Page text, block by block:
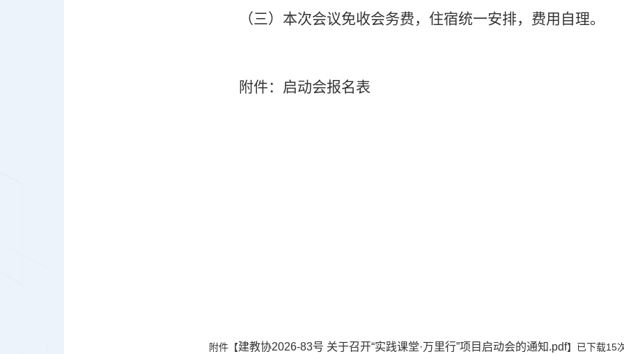
（三） 本次会议免收会务费，住宿统一安排，费用自理。
附件：启动会报名表
附件【建教协2026-83号 关于召开“实践课堂·万里行”项目启动会的通知.pdf】已下载15